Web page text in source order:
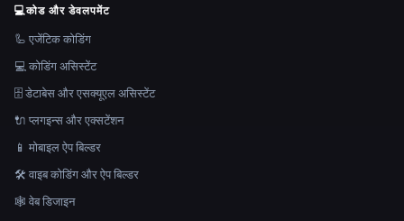
💻कोड और डेवलपमेंट
🦾 एजेंटिक कोडिंग
💻 कोडिंग असिस्टेंट
🗄️ डेटाबेस और एसक्यूएल असिस्टेंट
🔌 प्लगइन्स और एक्सटेंशन
📱 मोबाइल ऐप बिल्डर
🛠️ वाइब कोडिंग और ऐप बिल्डर
🕸 वेब डिजाइन